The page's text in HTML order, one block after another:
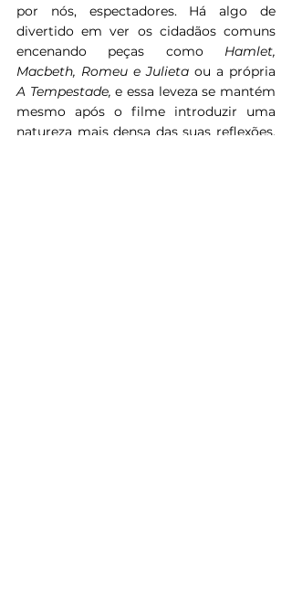
por nós, espectadores. Há algo de
divertido em ver os cidadãos comuns
encenando peças como Hamlet,
Macbeth, Romeu e Julieta
A Tempestade, e essa leveza se mantém
mesmo após o filme introduzir uma
natureza mais densa das suas reflexões,